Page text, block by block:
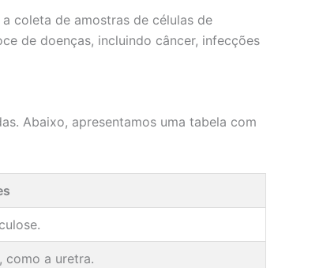
coleta de amostras de células de
de doenças, incluindo câncer, infecções
Abaixo, apresentamos uma tabela com
como a uretra.